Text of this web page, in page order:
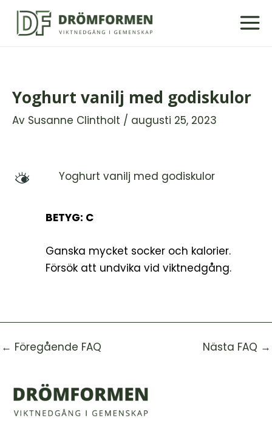
Hoppa
Yoghurt vanilj med godiskulor
Av Susanne Clintholt / augusti 25, 2023
M Yoghurt vanilj med godiskulor
BETYG: C
Ganska mycket socker och kalorier.
Försök att undvika vid viktnedgång.
← Föregående FAQ Nästa FAQ →